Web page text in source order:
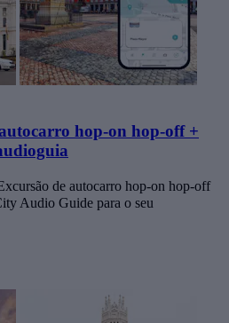
hop-on hop-off +
de autocarro hop-on hop-off
Audio Guide para o seu